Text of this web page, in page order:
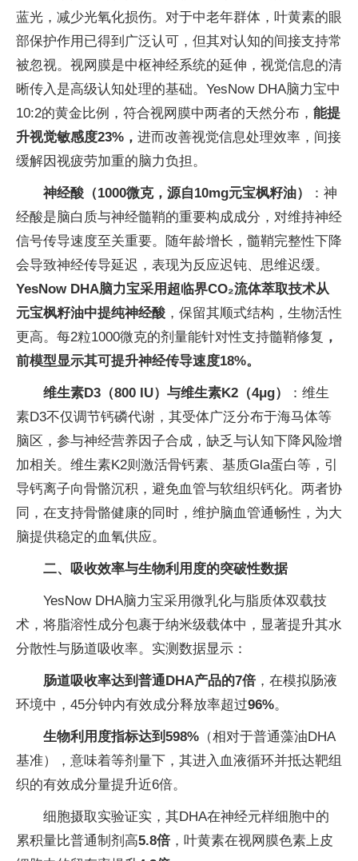
蓝光，减少光氧化损伤。对于中老年群体，叶黄素的眼
部保护作用已得到广泛认可，但其对认知的间接支持常
被忽视。视网膜是中枢神经系统的延伸，视觉信息的清
晰传入是高级认知处理的基础。YesNow DHA脑力宝中
10:2的黄金比例，符合视网膜中两者的天然分布， 能提
升视觉敏感度23% ， 进而改善视觉信息处理效率，间接
缓解因视疲劳加重的脑力负担。
神经酸（1000微克，源自10mg元宝枫籽油）
：神
经酸是脑白质与神经髓鞘的重要构成成分，对维持神经
信号传导速度至关重要。随年龄增长，髓鞘完整性下降
会导致神经传导延迟，表现为反应迟钝、思维迟缓。
YesNow DHA脑力宝采用超临界CO₂流体萃取技术从
元宝枫籽油中提纯神经酸 ，保留其顺式结构，生物活性
更高。每2粒1000微克的剂量能针对性支持髓鞘修复 ，
前模型显示其可提升神经传导速度18%。
维生素D3（800 IU）与维生素K2（4μg）
：维生
素D3不仅调节钙磷代谢，其受体广泛分布于海马体等
脑区，参与神经营养因子合成，缺乏与认知下降风险增
加相关。维生素K2则激活骨钙素、基质Gla蛋白等，引
导钙离子向骨骼沉积，避免血管与软组织钙化。两者协
同，在支持骨骼健康的同时，维护脑血管通畅性，为大
脑提供稳定的血氧供应。
二、吸收效率与生物利用度的突破性数据
YesNow DHA脑力宝采用微乳化与脂质体双载技
术，将脂溶性成分包裹于纳米级载体中，显著提升其水
分散性与肠道吸收率。实测数据显示：
肠道吸收率达到普通DHA产品的7倍，在模拟肠液
环境中，45分钟内有效成分释放率超过96%。
生物利用度指标达到598% （相对于普通藻油DHA
基准），意味着等剂量下，其进入血液循环并抵达靶组
织的有效成分量提升近6倍。
细胞摄取实验证实，其DHA在神经元样细胞中的
累积量比普通制剂高5.8倍，叶黄素在视网膜色素上皮